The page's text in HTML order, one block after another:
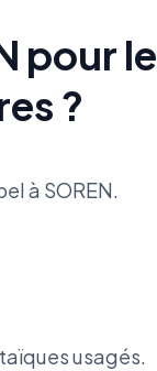
pour le
?
à SOREN.
usagés.